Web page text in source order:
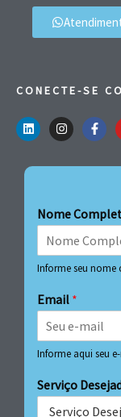
CONECTE-SE
Nome
Informe seu nome
Email *
Informe aqui seu
Serviço